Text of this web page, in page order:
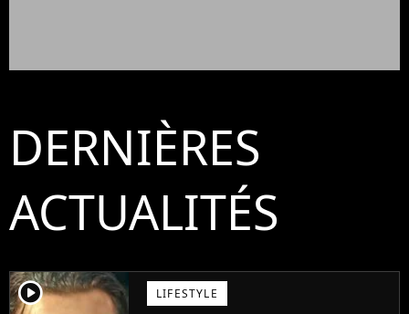
DERNIÈRES
ACTUALITÉS
player2 LIFESTYLE